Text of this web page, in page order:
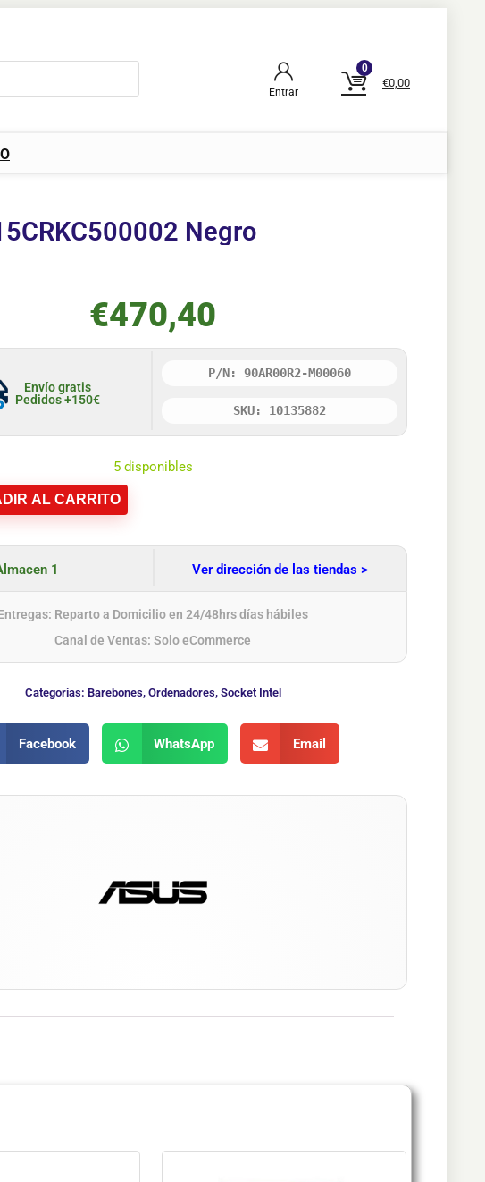
Entrar
0
€0,00
Negro
€470,40
Envío gratis
Pedidos +150€
P/N: 90AR00R2-M00060
SKU: 10135882
5 disponibles
AL CARRITO
1 Ver dirección de las tiendas >
Reparto a Domicilio en 24/48hrs días hábiles
Canal de Ventas: Solo eCommerce
Categorias: Barebones, Ordenadores, Socket Intel
Facebook WhatsApp Email